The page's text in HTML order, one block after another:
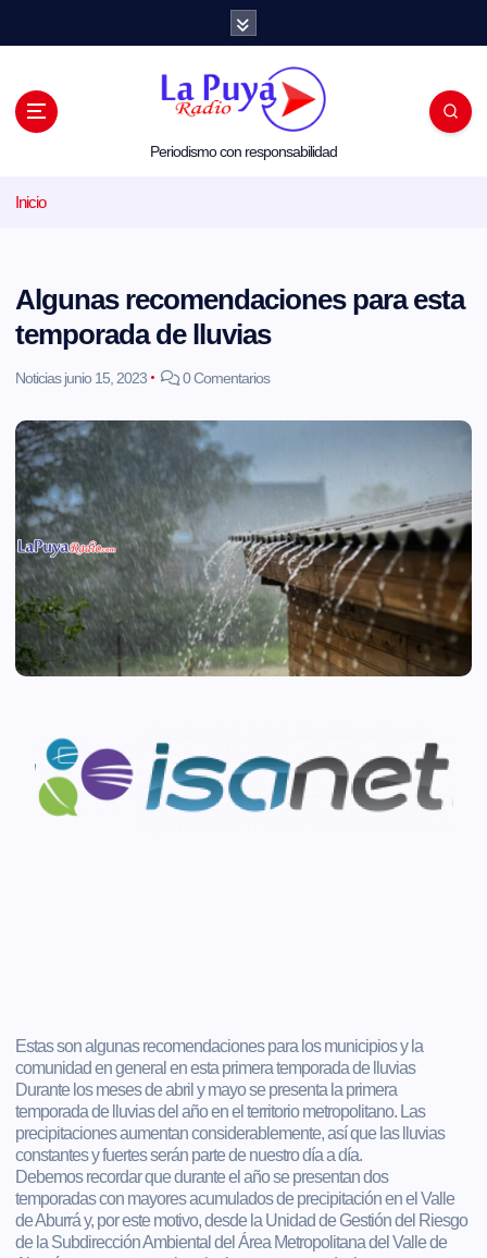
l
Periodismo con responsabilidad
Inicio
Algunas recomendaciones para esta
temporada de lluvias
Noticias junio 15, 2023 0 Comentarios
Estas son algunas recomendaciones para los municipios y la
comunidad en general en esta primera temporada de lluvias
Durante los meses de abril y mayo se presenta la primera
temporada de lluvias del año en el territorio metropolitano. Las
precipitaciones aumentan considerablemente, así que las lluvias
constantes y fuertes serán parte de nuestro día a día.
Debemos recordar que durante el año se presentan dos
temporadas con mayores acumulados de precipitación en el Valle
de Aburrá y, por este motivo, desde la Unidad de Gestión del Riesgo
de la Subdirección Ambiental del Área Metropolitana del Valle de